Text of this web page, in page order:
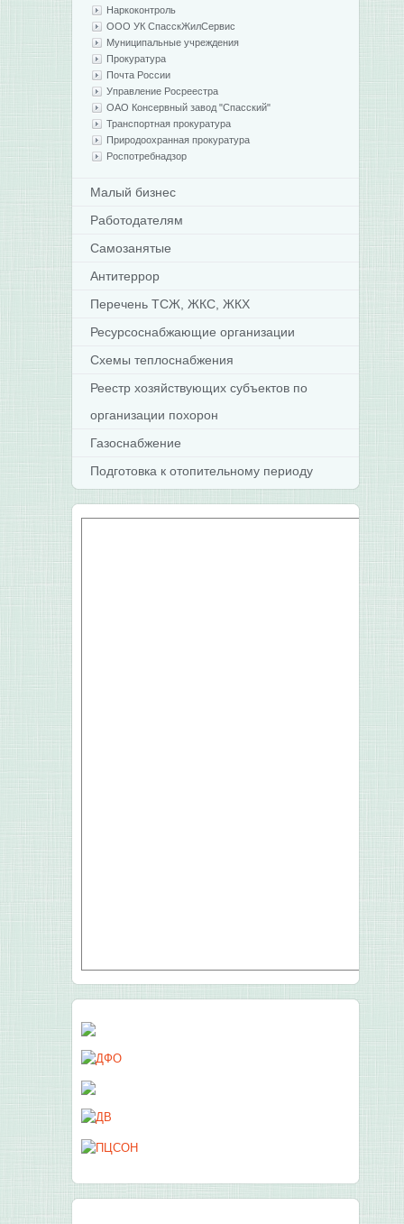
Наркоконтроль
ООО УК СпасскЖилСервис
Муниципальные учреждения
Прокуратура
Почта России
Управление Росреестра
ОАО Консервный завод "Спасский"
Транспортная прокуратура
Природоохранная прокуратура
Роспотребнадзор
Малый бизнес
Работодателям
Самозанятые
Антитеррор
Перечень ТСЖ, ЖКС, ЖКХ
Ресурсоснабжающие организации
Схемы теплоснабжения
Реестр хозяйствующих субъектов по
организации похорон
Газоснабжение
Подготовка к отопительному периоду